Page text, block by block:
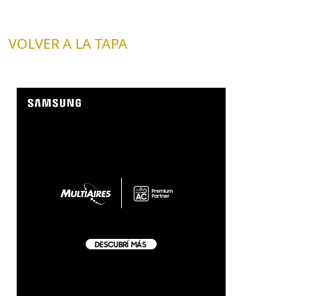
VOLVER A LA TAPA